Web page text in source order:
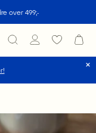
over 499;-